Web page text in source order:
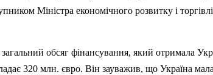
Міністра економічного розвитку і
обсяг фінансування, який отримала
320 млн. євро. Він зауважив, що Україна